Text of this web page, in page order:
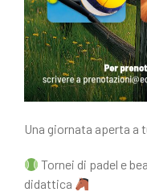
Una giornata aperta
Tornei di padel e
didattica